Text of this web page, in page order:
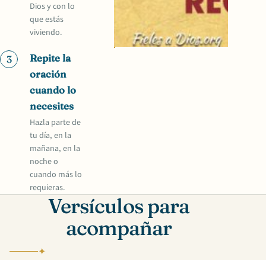
Dios y con lo
que estás
viviendo.
3
Repite la
oración
cuando lo
necesites
Hazla parte de
tu día, en la
mañana, en la
noche o
cuando más lo
requieras.
Versículos para
acompañar